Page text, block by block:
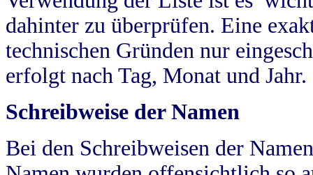
dahinter zu überprüfen. Eine
technischen Gründen nur
erfolgt nach Tag, Monat und Jahr.
Schreibweise der Namen
Bei den Schreibweisen der